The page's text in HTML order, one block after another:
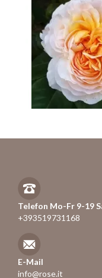
Telefon Mo-Fr 9-19
+393519731168
E-Mail
info@rose.it